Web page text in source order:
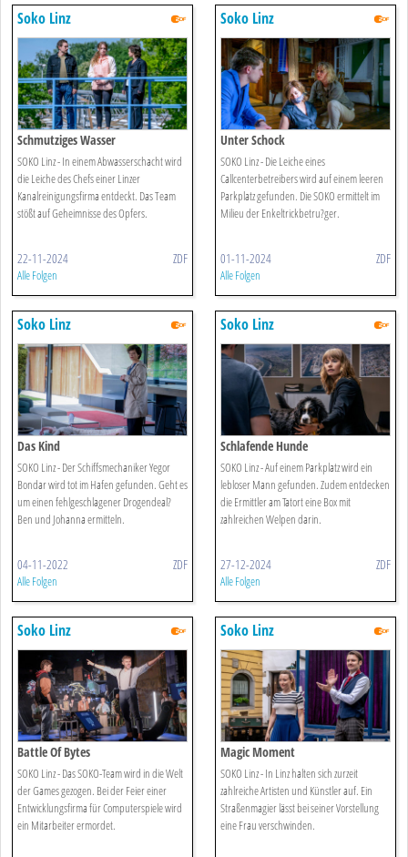
Soko Linz
Schmutziges Wasser
SOKO Linz - In einem Abwasserschacht wird
die Leiche des Chefs einer Linzer
Kanalreinigungsfirma entdeckt. Das Team
stößt auf Geheimnisse des Opfers.
22-11-2024 ZDF
Alle Folgen
Soko Linz
Unter Schock
SOKO Linz - Die Leiche eines
Callcenterbetreibers wird auf einem leeren
Parkplatz gefunden. Die SOKO ermittelt im
Milieu der Enkeltrickbetru?ger.
01-11-2024 ZDF
Alle Folgen
Soko Linz
Das Kind
SOKO Linz - Der Schiffsmechaniker Yegor
Bondar wird tot im Hafen gefunden. Geht es
um einen fehlgeschlagener Drogendeal?
Ben und Johanna ermitteln.
04-11-2022 ZDF
Alle Folgen
Soko Linz
Schlafende Hunde
SOKO Linz - Auf einem Parkplatz wird ein
lebloser Mann gefunden. Zudem entdecken
die Ermittler am Tatort eine Box mit
zahlreichen Welpen darin.
27-12-2024 ZDF
Alle Folgen
Soko Linz
Battle Of Bytes
SOKO Linz - Das SOKO-Team wird in die Welt
der Games gezogen. Bei der Feier einer
Entwicklungsfirma für Computerspiele wird
ein Mitarbeiter ermordet.
Soko Linz
Magic Moment
SOKO Linz - In Linz halten sich zurzeit
zahlreiche Artisten und Künstler auf. Ein
Straßenmagier lässt bei seiner Vorstellung
eine Frau verschwinden.